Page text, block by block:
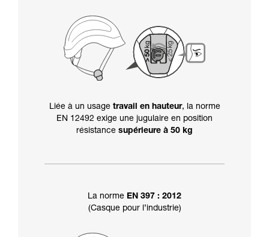
Liée à un usage travail en hauteur, la norme
EN 12492 exige une jugulaire en position
résistance supérieure à 50 kg
La norme EN 397 : 2012
(Casque pour l’industrie)